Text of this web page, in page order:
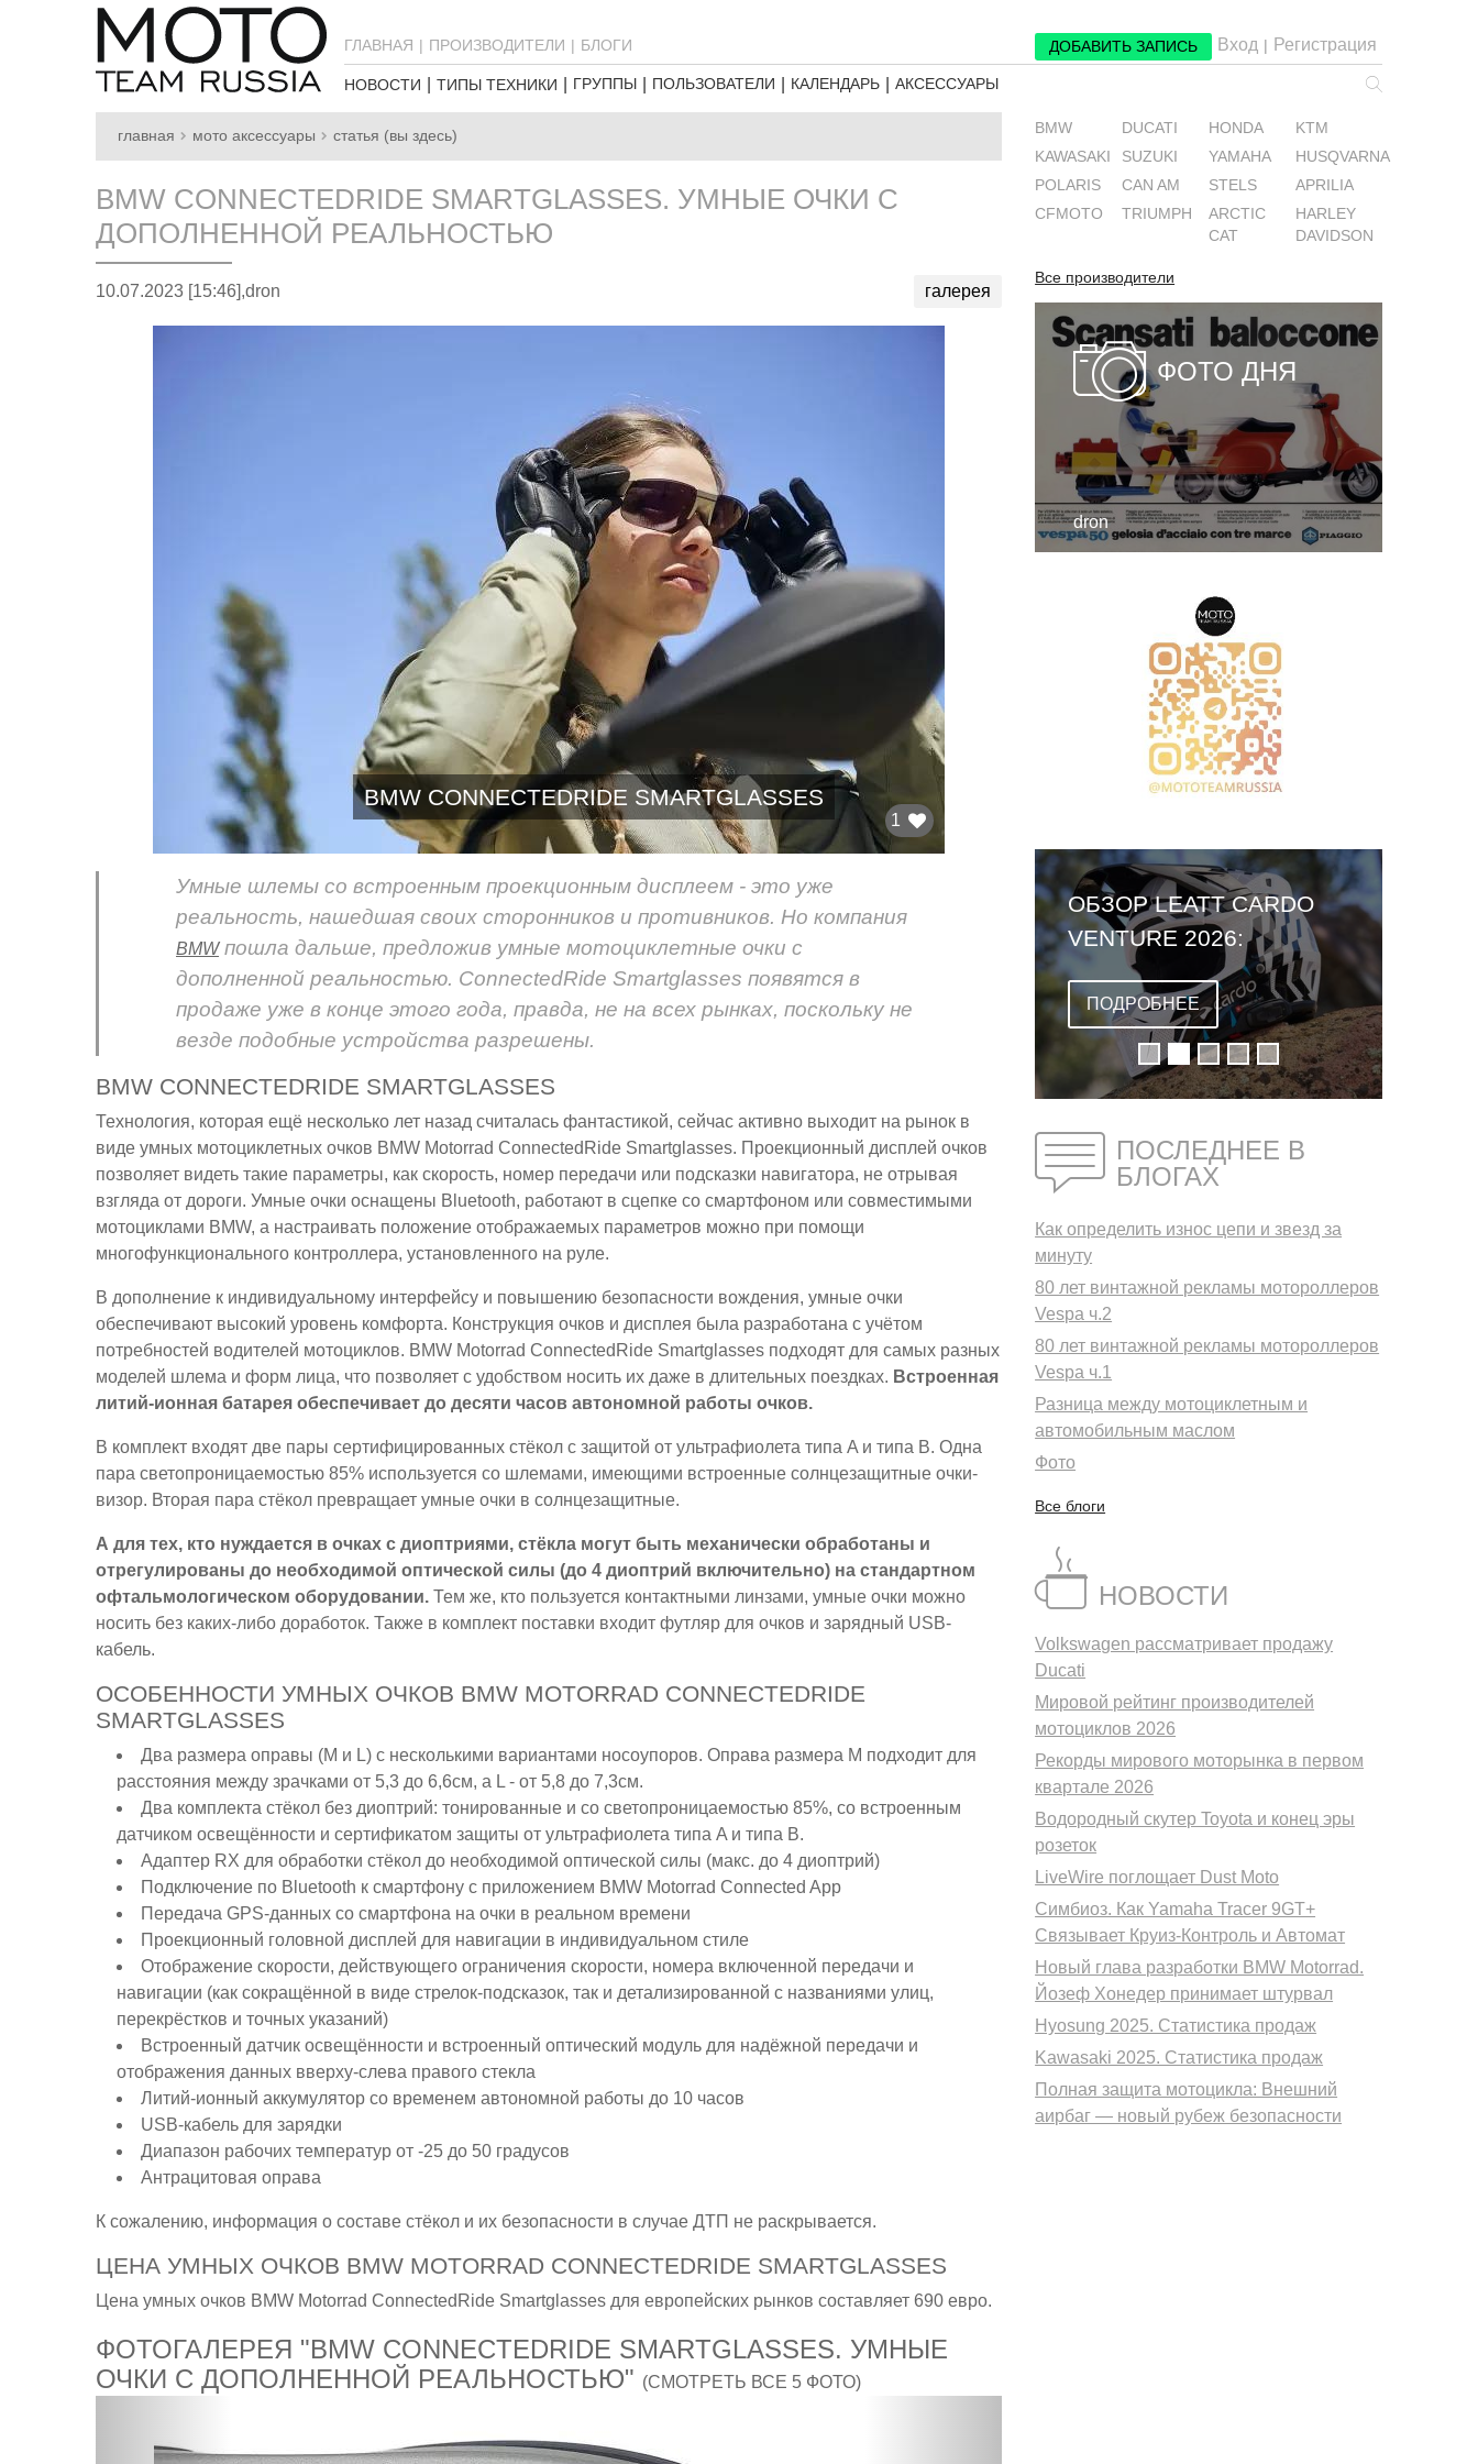
ГЛАВНАЯ ПРОИЗВОДИТЕЛИ БЛОГИ ДОБАВИТЬ ЗАПИСЬ Вход | Регистрация
НОВОСТИ ТИПЫ ТЕХНИКИ ГРУППЫ ПОЛЬЗОВАТЕЛИ КАЛЕНДАРЬ АКСЕССУАРЫ
главная мото аксессуары статья (вы здесь)
BMW CONNECTEDRIDE SMARTGLASSES. УМНЫЕ ОЧКИ С
ДОПОЛНЕННОЙ РЕАЛЬНОСТЬЮ
10.07.2023 [15:46],dron галерея
BMW CONNECTEDRIDE SMARTGLASSES
1
Умные шлемы со встроенным проекционным дисплеем - это уже
реальность, нашедшая своих сторонников и противников. Но компания
BMWпошла дальше, предложив умные мотоциклетные очки с
дополненной реальностью. ConnectedRide Smartglasses появятся в
продаже уже в конце этого года, правда, не на всех рынках, поскольку не
везде подобные устройства разрешены.
BMW CONNECTEDRIDE SMARTGLASSES
Технология, которая ещё несколько лет назад считалась фантастикой, сейчас активно выходит на рынок в
виде умных мотоциклетных очков BMW Motorrad ConnectedRide Smartglasses. Проекционный дисплей очков
позволяет видеть такие параметры, как скорость, номер передачи или подсказки навигатора, не отрывая
взгляда от дороги. Умные очки оснащены Bluetooth, работают в сцепке со смартфоном или совместимыми
мотоциклами BMW, а настраивать положение отображаемых параметров можно при помощи
многофункционального контроллера, установленного на руле.
В дополнение к индивидуальному интерфейсу и повышению безопасности вождения, умные очки
обеспечивают высокий уровень комфорта. Конструкция очков и дисплея была разработана с учётом
потребностей водителей мотоциклов. BMW Motorrad ConnectedRide Smartglasses подходят для самых разных
моделей шлема и форм лица, что позволяет с удобством носить их даже в длительных поездках. Встроенная
литий-ионная батарея обеспечивает до десяти часов автономной работы очков.
В комплект входят две пары сертифицированных стёкол с защитой от ультрафиолета типа A и типа B. Одна
пара светопроницаемостью 85% используется со шлемами, имеющими встроенные солнцезащитные очки-
визор. Вторая пара стёкол превращает умные очки в солнцезащитные.
А для тех, кто нуждается в очках с диоптриями, стёкла могут быть механически обработаны и
отрегулированы до необходимой оптической силы (до 4 диоптрий включительно) на стандартном
офтальмологическом оборудовании. Тем же, кто пользуется контактными линзами, умные очки можно
носить без каких-либо доработок. Также в комплект поставки входит футляр для очков и зарядный USB-
кабель.
ОСОБЕННОСТИ УМНЫХ ОЧКОВ BMW MOTORRAD CONNECTEDRIDE
SMARTGLASSES
Два размера оправы (M и L) с несколькими вариантами носоупоров. Оправа размера M подходит для
расстояния между зрачками от 5,3 до 6,6см, а L - от 5,8 до 7,3см.
Два комплекта стёкол без диоптрий: тонированные и со светопроницаемостью 85%, со встроенным
датчиком освещённости и сертификатом защиты от ультрафиолета типа A и типа B.
Адаптер RX для обработки стёкол до необходимой оптической силы (макс. до 4 диоптрий)
Подключение по Bluetooth к смартфону с приложением BMW Motorrad Connected App
Передача GPS-данных со смартфона на очки в реальном времени
Проекционный головной дисплей для навигации в индивидуальном стиле
Отображение скорости, действующего ограничения скорости, номера включенной передачи и
навигации (как сокращённой в виде стрелок-подсказок, так и детализированной с названиями улиц,
перекрёстков и точных указаний)
Встроенный датчик освещённости и встроенный оптический модуль для надёжной передачи и
отображения данных вверху-слева правого стекла
Литий-ионный аккумулятор со временем автономной работы до 10 часов
USB-кабель для зарядки
Диапазон рабочих температур от -25 до 50 градусов
Антрацитовая оправа
К сожалению, информация о составе стёкол и их безопасности в случае ДТП не раскрывается.
ЦЕНА УМНЫХ ОЧКОВ BMW MOTORRAD CONNECTEDRIDE SMARTGLASSES
Цена умных очков BMW Motorrad ConnectedRide Smartglasses для европейских рынков составляет 690 евро.
ФОТОГАЛЕРЕЯ "BMW CONNECTEDRIDE SMARTGLASSES. УМНЫЕ
ОЧКИ С ДОПОЛНЕННОЙ РЕАЛЬНОСТЬЮ" (СМОТРЕТЬ ВСЕ 5 ФОТО)
BMW DUCATI HONDA
KTM
KAWASAKI
SUZUKI YAMAHA
HUSQVARNA
POLARIS
CAN AM STELS
APRILIA
CFMOTO
TRIUMPH
ARCTIC
CAT
HARLEY
DAVIDSON
Все производители
ФОТО ДНЯ
dron
ОБЗОР LEATT CARDO
VENTURE 2026:
ПЕРВЫЙ ШЛЕМ СО
ВСТРОЕННОЙ
ГАРНИТУРОЙ
ПОДРОБНЕЕ
ПОСЛЕДНЕЕ В
БЛОГАХ
Как определить износ цепи и звезд за
минуту
80 лет винтажной рекламы мотороллеров
Vespa ч.2
80 лет винтажной рекламы мотороллеров
Vespa ч.1
Разница между мотоциклетным и
автомобильным маслом
Фото
Все блоги
НОВОСТИ
Volkswagen рассматривает продажу
Ducati
Мировой рейтинг производителей
мотоциклов 2026
Рекорды мирового моторынка в первом
квартале 2026
Водородный скутер Toyota и конец эры
розеток
LiveWire поглощает Dust Moto
Симбиоз. Как Yamaha Tracer 9GT+
Связывает Круиз-Контроль и Автомат
Новый глава разработки BMW Motorrad.
Йозеф Хонедер принимает штурвал
Hyosung 2025. Статистика продаж
Kawasaki 2025. Статистика продаж
Полная защита мотоцикла: Внешний
аирбаг — новый рубеж безопасности